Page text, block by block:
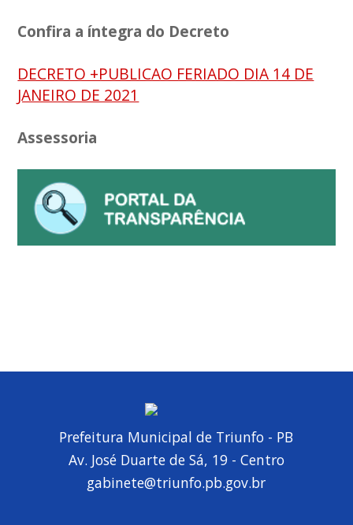
Confira a íntegra do Decreto
DECRETO +PUBLICAO FERIADO DIA 14 DE
JANEIRO DE 2021
Assessoria
Prefeitura Municipal de Triunfo - PB
Av. José Duarte de Sá, 19 - Centro
gabinete@triunfo.pb.gov.br